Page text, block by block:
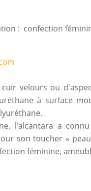
: confection
velours ou
à surface
l’alcantara a
son toucher «
féminine,